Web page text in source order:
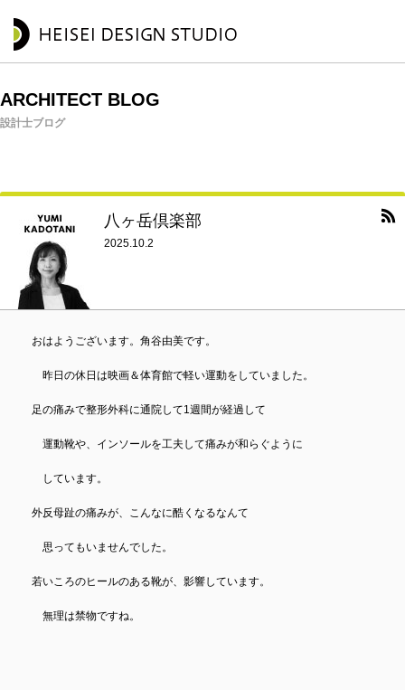
ARCHITECT BLOG
設計士ブログ
八ヶ岳倶楽部
2025.10.2
おはようございます。角谷由美です。
昨日の休日は映画＆体育館で軽い運動をしていました。
足の痛みで整形外科に通院して1週間が経過して
運動靴や、インソールを工夫して痛みが和らぐように
しています。
外反母趾の痛みが、こんなに酷くなるなんて
思ってもいませんでした。
若いころのヒールのある靴が、影響しています。
無理は禁物ですね。